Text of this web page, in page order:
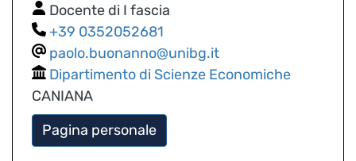
Docente di I fascia
0352052681
paolo.buonanno@unibg.it
Dipartimento di Scienze Economiche
CANIANA
Pagina personale